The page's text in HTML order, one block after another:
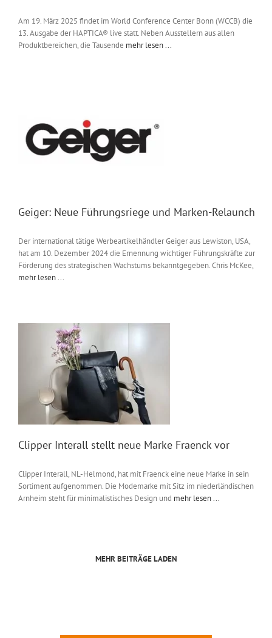
Am 19. März 2025 findet im World Conference Center Bonn (WCCB) die
13. Ausgabe der HAPTICA® live statt. Neben Ausstellern aus allen
Produktbereichen, die Tausende mehr lesen ...
Geiger: Neue Führungsriege und Marken-Relaunch
Der international tätige Werbeartikelhändler Geiger aus Lewiston, USA,
hat am 10. Dezember 2024 die Ernennung wichtiger Führungskräfte zur
Förderung des strategischen Wachstums bekanntgegeben. Chris McKee,
mehr lesen ...
Clipper Interall stellt neue Marke Fraenck vor
Clipper Interall, NL-Helmond, hat mit Fraenck eine neue Marke in sein
Sortiment aufgenommen. Die Modemarke mit Sitz im niederländischen
Arnheim steht für minimalistisches Design und mehr lesen ...
MEHR BEITRÄGE LADEN